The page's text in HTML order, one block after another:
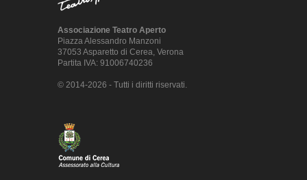
Associazione Teatro Aperto
Piazza Alessandro Manzoni
37053 Asparetto di Cerea, Verona
Partita IVA: 91006740236
© 2014-2026 - Tutti i diritti riservati.